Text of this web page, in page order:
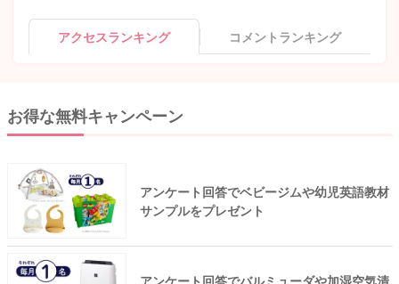
アクセスランキング コメントランキング
お得な無料キャンペーン
アンケート回答でベビージムや幼児英語教材
サンプルをプレゼント